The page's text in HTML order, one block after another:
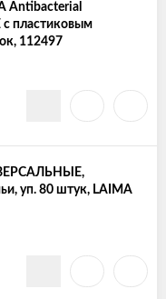
Antibacterial
112497
уп. 80 штук, LAIMA